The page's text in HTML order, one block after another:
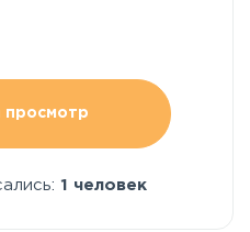
просмотр
1 человек